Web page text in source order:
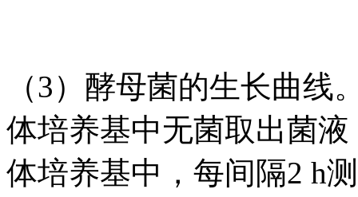
（3）酵母菌的生长曲线
体培养基中无菌取出菌
体培养基中，每间隔2 h